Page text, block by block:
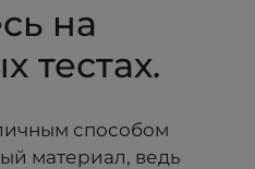
на
тестах.
способом
материал, ведь